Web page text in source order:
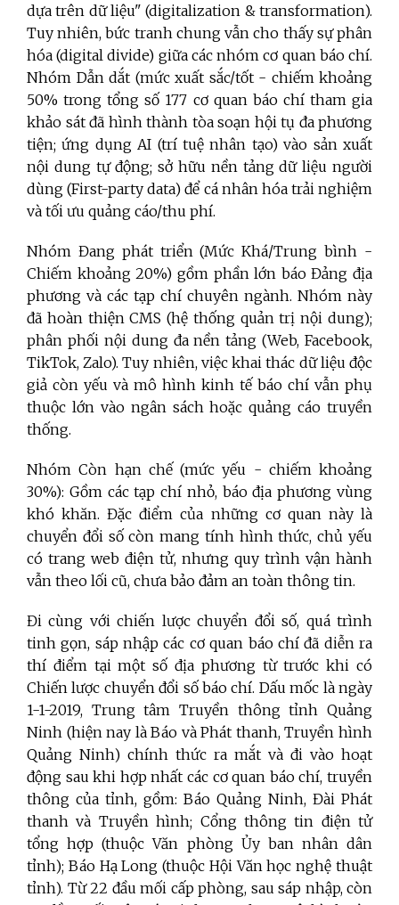
dựa trên dữ liệu" (digitalization & transformation).
Tuy nhiên, bức tranh chung vẫn cho thấy sự phân
hóa (digital divide) giữa các nhóm cơ quan báo chí.
Nhóm Dẫn dắt (mức xuất sắc/tốt - chiếm khoảng
50% trong tổng số 177 cơ quan báo chí tham gia
khảo sát đã hình thành tòa soạn hội tụ đa phương
tiện; ứng dụng AI (trí tuệ nhân tạo) vào sản xuất
nội dung tự động; sở hữu nền tảng dữ liệu người
dùng (First-party data) để cá nhân hóa trải nghiệm
và tối ưu quảng cáo/thu phí.
Nhóm Đang phát triển (Mức Khá/Trung bình -
Chiếm khoảng 20%) gồm phần lớn báo Đảng địa
phương và các tạp chí chuyên ngành. Nhóm này
đã hoàn thiện CMS (hệ thống quản trị nội dung);
phân phối nội dung đa nền tảng (Web, Facebook,
TikTok, Zalo). Tuy nhiên, việc khai thác dữ liệu độc
giả còn yếu và mô hình kinh tế báo chí vẫn phụ
thuộc lớn vào ngân sách hoặc quảng cáo truyền
thống.
Nhóm Còn hạn chế (mức yếu - chiếm khoảng
30%): Gồm các tạp chí nhỏ, báo địa phương vùng
khó khăn. Đặc điểm của những cơ quan này là
chuyển đổi số còn mang tính hình thức, chủ yếu
có trang web điện tử, nhưng quy trình vận hành
vẫn theo lối cũ, chưa bảo đảm an toàn thông tin.
Đi cùng với chiến lược chuyển đổi số, quá trình
tinh gọn, sáp nhập các cơ quan báo chí đã diễn ra
thí điểm tại một số địa phương từ trước khi có
Chiến lược chuyển đổi số báo chí. Dấu mốc là ngày
1-1-2019, Trung tâm Truyền thông tỉnh Quảng
Ninh (hiện nay là Báo và Phát thanh, Truyền hình
Quảng Ninh) chính thức ra mắt và đi vào hoạt
động sau khi hợp nhất các cơ quan báo chí, truyền
thông của tỉnh, gồm: Báo Quảng Ninh, Đài Phát
thanh và Truyền hình; Cổng thông tin điện tử
tổng hợp (thuộc Văn phòng Ủy ban nhân dân
tỉnh); Báo Hạ Long (thuộc Hội Văn học nghệ thuật
tỉnh). Từ 22 đầu mối cấp phòng, sau sáp nhập, còn